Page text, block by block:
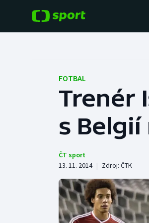
Hokej
Tenis
Cyklistika
FOTBAL
Trenér
s Belgií
ČT sport
13. 11. 2014 | Zdroj: ČTK